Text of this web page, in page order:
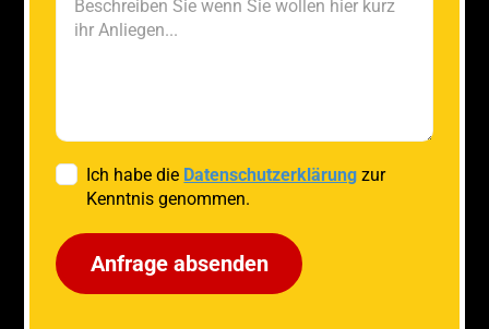
Ich habe die Datenschutzerklärung zur
Kenntnis genommen.